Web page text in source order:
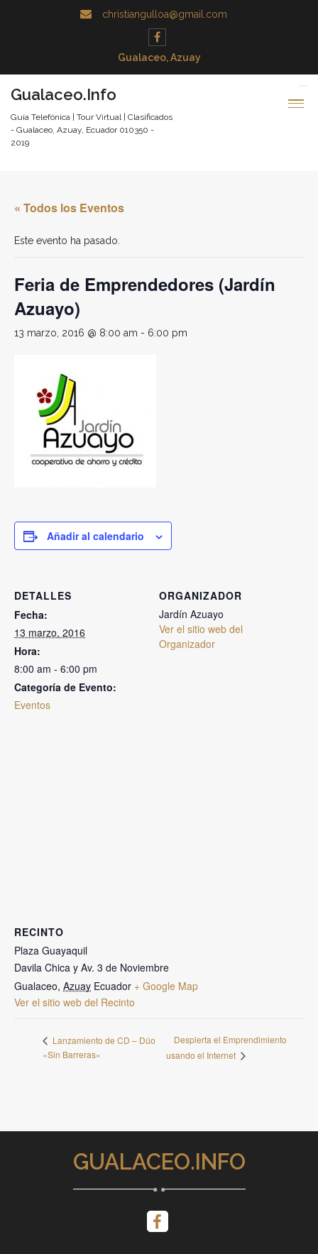
christiangulloa@gmail.com
Gualaceo, Azuay
Gualaceo.Info
Guía Telefónica | Tour Virtual | Clasificados
- Gualaceo, Azuay, Ecuador 010350 -
2019
« Todos los Eventos
Este evento ha pasado.
Feria de Emprendedores (Jardín
Azuayo)
13 marzo, 2016 @ 8:00 am - 6:00 pm
Añadir al calendario
DETALLES
Fecha:
13 marzo, 2016
Hora:
8:00 am - 6:00 pm
Categoría de Evento:
Eventos
ORGANIZADOR
Jardín Azuayo
Ver el sitio web del
Organizador
RECINTO
Plaza Guayaquil
Davila Chica y Av. 3 de Noviembre
Gualaceo, Azuay Ecuador + Google Map
Ver el sitio web del Recinto
Lanzamiento de CD – Dúo
«Sin Barreras»
Despierta el Emprendimiento
usando el Internet
GUALACEO.INFO